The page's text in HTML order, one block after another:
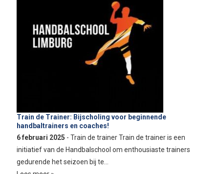
Train de Trainer: Bijscholing voor beginnende
handbaltrainers en coaches!
6 februari 2025 - Train de trainer Train de trainer is een
initiatief van de Handbalschool om enthousiaste trainers
gedurende het seizoen bij te…